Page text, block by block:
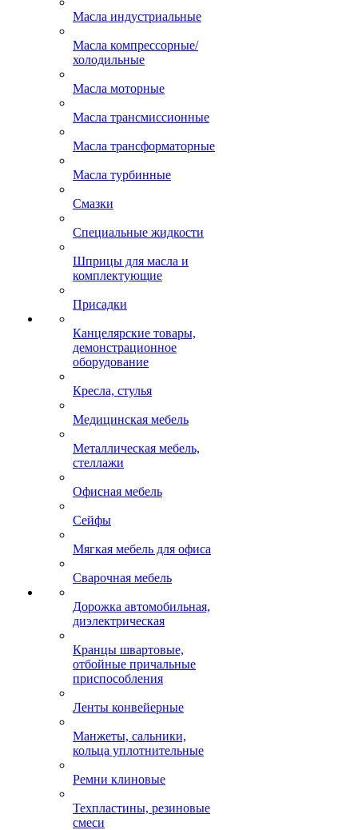
Масла индустриальные
Масла компрессорные/
холодильные
Масла моторные
Масла трансмиссионные
Масла трансформаторные
Масла турбинные
Смазки
Специальные жидкости
Шприцы для масла и
комплектующие
Присадки
Канцелярские товары,
демонстрационное
оборудование
Кресла, стулья
Медицинская мебель
Металлическая мебель,
стеллажи
Офисная мебель
Сейфы
Мягкая мебель для офиса
Сварочная мебель
Дорожка автомобильная,
диэлектрическая
Кранцы швартовые,
отбойные причальные
приспособления
Ленты конвейерные
Манжеты, сальники,
кольца уплотнительные
Ремни клиновые
Техпластины, резиновые
смеси